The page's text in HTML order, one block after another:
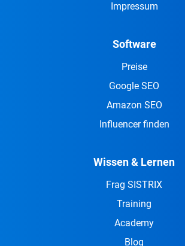
Impressum
Software
Preise
Google SEO
Amazon SEO
Influencer finden
Wissen & Lernen
Frag SISTRIX
Training
Academy
Blog